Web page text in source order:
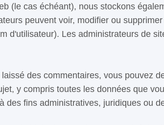
(le cas échéant), nous stockons
peuvent voir, modifier ou
d'utilisateur). Les administrateurs de
des commentaires, vous pouvez
y compris toutes les données que
des fins administratives, juridiques ou